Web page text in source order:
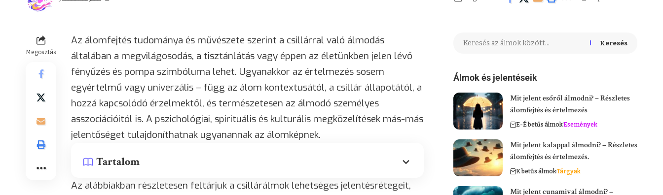
Megosztás
Az álomfejtés tudománya és művészete szerint a csillárral való álmodás
általában a megvilágosodás, a tisztánlátás vagy éppen az életünkben jelen lévő
fényűzés és pompa szimbóluma lehet. Ugyanakkor az értelmezés sosem
egyértelmű vagy univerzális – függ az álom kontextusától, a csillár állapotától, a
hozzá kapcsolódó érzelmektől, és természetesen az álmodó személyes
asszociációitól is. A pszichológiai, spirituális és kulturális megközelítések más-más
jelentőséget tulajdoníthatnak ugyanannak az álomképnek.
Tartalom
Az alábbiakban részletesen feltárjuk a csillárálmok lehetséges jelentésrétegeit,
Keresés
Álmok és jelentéseik
Mit jelent esőről álmodni? – Részletes
álomfejtés és értelmezés
E-É betűs álmokEsemények
Mit jelent kalappal álmodni? – Részletes
álomfejtés és értelmezés.
K betűs álmokTárgyak
Mit jelent cunamival álmodni? –